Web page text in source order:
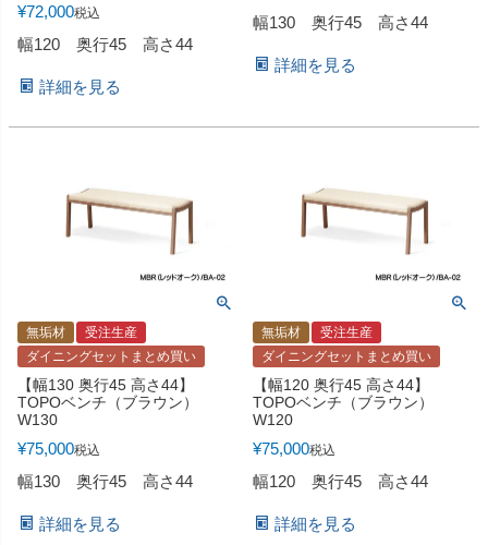
¥72,000税込
幅120 奥行45 高さ44
詳細を見る
幅130 奥行45 高さ44
詳細を見る
無垢材
受注生産
ダイニングセットまとめ買い
【幅130 奥行45 高さ44】
TOPOベンチ（ブラウン）
W130
¥75,000税込
幅130 奥行45 高さ44
詳細を見る
無垢材
受注生産
ダイニングセットまとめ買い
【幅120 奥行45 高さ44】
TOPOベンチ（ブラウン）
W120
¥75,000税込
幅120 奥行45 高さ44
詳細を見る